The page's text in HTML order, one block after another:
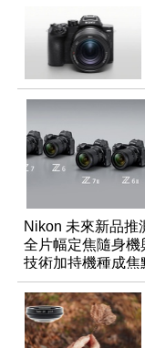
Nikon 未來新品推
全片幅定焦隨身機
技術加持機種成焦